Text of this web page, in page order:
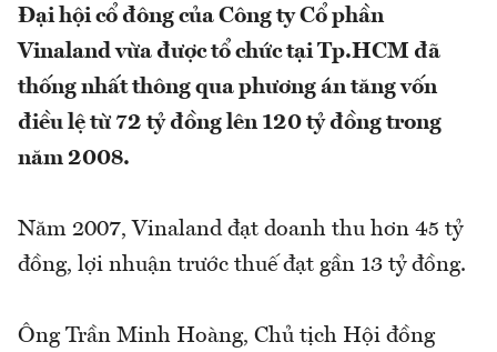
Đại hội cổ đông của Công ty Cổ phần
Vinaland vừa được tổ chức tại Tp.HCM đã
thống nhất thông qua phương án tăng vốn
điều lệ từ 72 tỷ đồng lên 120 tỷ đồng trong
năm 2008.
Năm 2007, Vinaland đạt doanh thu hơn 45 tỷ
đồng, lợi nhuận trước thuế đạt gần 13 tỷ đồng.
Ông Trần Minh Hoàng, Chủ tịch Hội đồng